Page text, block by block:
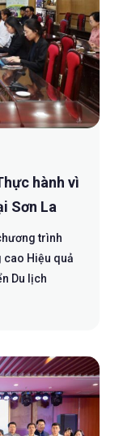
hành vì
Sơn La
trình
cao Hiệu quả
Du lịch